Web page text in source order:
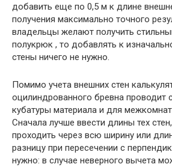
добавить еще по 0,5 м к длине
получения максимально точного
владельцы желают получить
полукрюк , то добавлять к
стены ничего не нужно.
Помимо учета внешних стен
оцилиндрованного бревна проводит
кубатуры материала и для
Сначала лучше ввести длины тех
проходить через всю ширину или
разницу при пересечении с
нужно: в случае неверного вычета